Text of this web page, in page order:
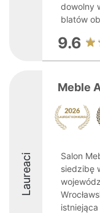
dowolny
blatów
9.6
Laureaci
Meble
Salon
siedzibę